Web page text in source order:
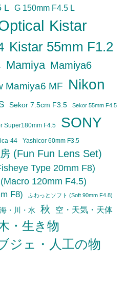
L G 150mm F4.5 L
Kistar
Kistar 55mm F1.2
Mamiya Mamiya6
Mamiya6 MF Nikon
Sekor 7.5cm F3.5 Sekor 55mm F4.5
Super180mm F4.5 SONY
44 Yashicor 60mm F3.5
(Fun Fun Lens Set)
Type 20mm F8)
120mm F4.5)
F8) ふわっとソフト (Soft 90mm F4.8)
海・川・水 秋 空・天気・天体
・生き物
ジェ・人工の物